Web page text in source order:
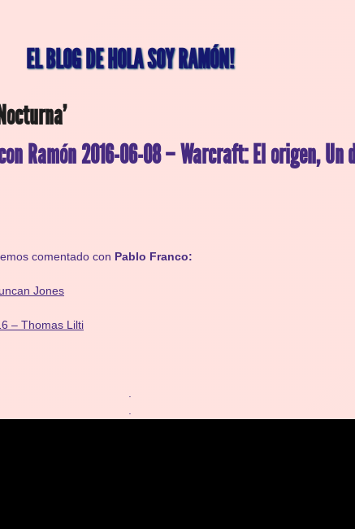
EL BLOG DE HOLA SOY RAMÓN!
Ramón 2016-06-08 – Warcraft: El origen, Un
comentado con Pablo Franco:
Jones
– Thomas Lilti